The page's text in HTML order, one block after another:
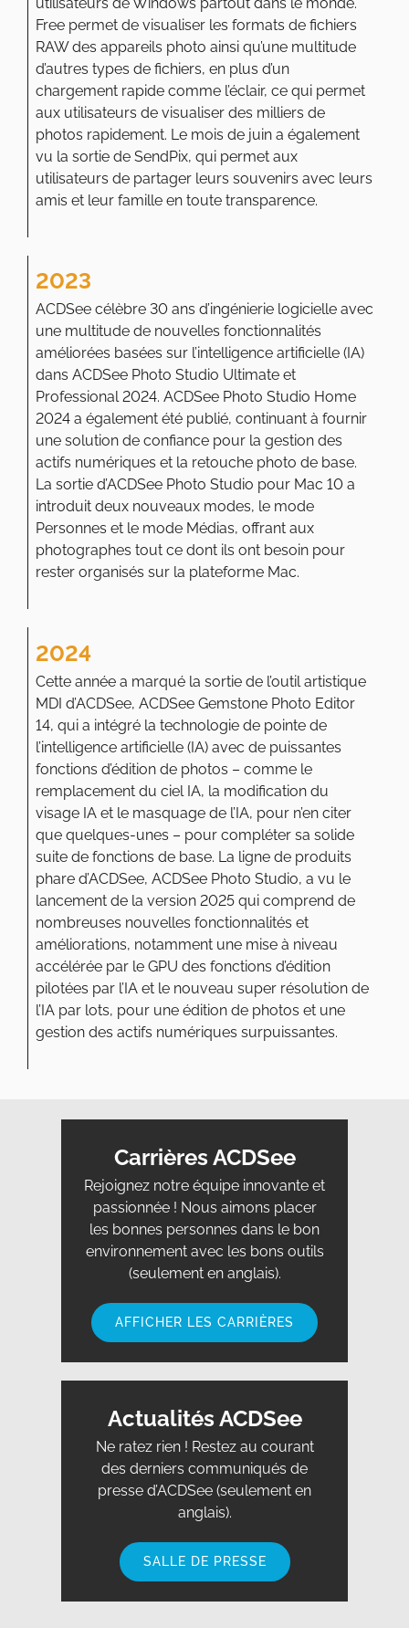
Free permet de visualiser les formats de fichiers
RAW des appareils photo ainsi qu’une multitude
d’autres types de fichiers, en plus d’un
chargement rapide comme l’éclair, ce qui permet
aux utilisateurs de visualiser des milliers de
photos rapidement. Le mois de juin a également
vu la sortie de SendPix, qui permet aux
utilisateurs de partager leurs souvenirs avec leurs
amis et leur famille en toute transparence.
2023
ACDSee célèbre 30 ans d’ingénierie logicielle avec
une multitude de nouvelles fonctionnalités
améliorées basées sur l’intelligence artificielle (IA)
dans ACDSee Photo Studio Ultimate et
Professional 2024. ACDSee Photo Studio Home
2024 a également été publié, continuant à fournir
une solution de confiance pour la gestion des
actifs numériques et la retouche photo de base.
La sortie d’ACDSee Photo Studio pour Mac 10 a
introduit deux nouveaux modes, le mode
Personnes et le mode Médias, offrant aux
photographes tout ce dont ils ont besoin pour
rester organisés sur la plateforme Mac.
2024
Cette année a marqué la sortie de l’outil artistique
MDI d’ACDSee, ACDSee Gemstone Photo Editor
14, qui a intégré la technologie de pointe de
l’intelligence artificielle (IA) avec de puissantes
fonctions d’édition de photos – comme le
remplacement du ciel IA, la modification du
visage IA et le masquage de l’IA, pour n’en citer
que quelques-unes – pour compléter sa solide
suite de fonctions de base. La ligne de produits
phare d’ACDSee, ACDSee Photo Studio, a vu le
lancement de la version 2025 qui comprend de
nombreuses nouvelles fonctionnalités et
améliorations, notamment une mise à niveau
accélérée par le GPU des fonctions d’édition
pilotées par l’IA et le nouveau super résolution de
l’IA par lots, pour une édition de photos et une
gestion des actifs numériques surpuissantes.
Carrières ACDSee
Rejoignez notre équipe innovante et
passionnée ! Nous aimons placer
les bonnes personnes dans le bon
environnement avec les bons outils
(seulement en anglais).
AFFICHER LES CARRIÈRES
Actualités ACDSee
Ne ratez rien ! Restez au courant
des derniers communiqués de
presse d’ACDSee (seulement en
anglais).
SALLE DE PRESSE